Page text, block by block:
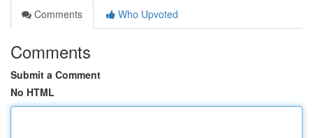
Comments
Who Upvoted
Comments
Submit a Comment
No HTML